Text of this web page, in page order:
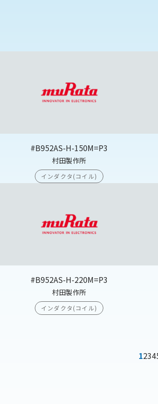
#B952AS-H-150M=P3
村田製作所
インダクタ(コイル)
#B952AS-H-220M=P3
村田製作所
インダクタ(コイル)
1234